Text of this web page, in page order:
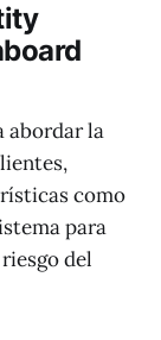
abordar la
como
para
del